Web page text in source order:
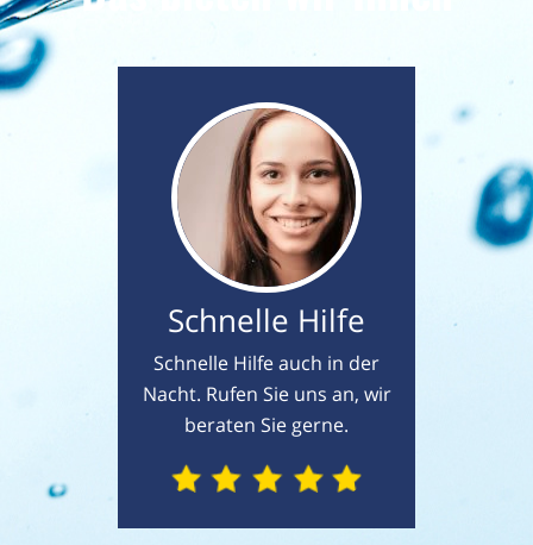
Schnelle Hilfe
Schnelle Hilfe auch in der
Nacht. Rufen Sie uns an, wir
beraten Sie gerne.